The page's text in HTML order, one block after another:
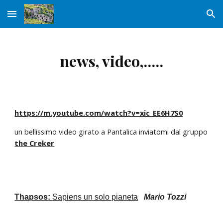
Skip to main content Skip to navigation
news, video,.....
https://m.youtube.com/watch?v=xic_EE6H7S0
the Creker
Thapsos: Sapiens un solo pianeta Mario Tozzi